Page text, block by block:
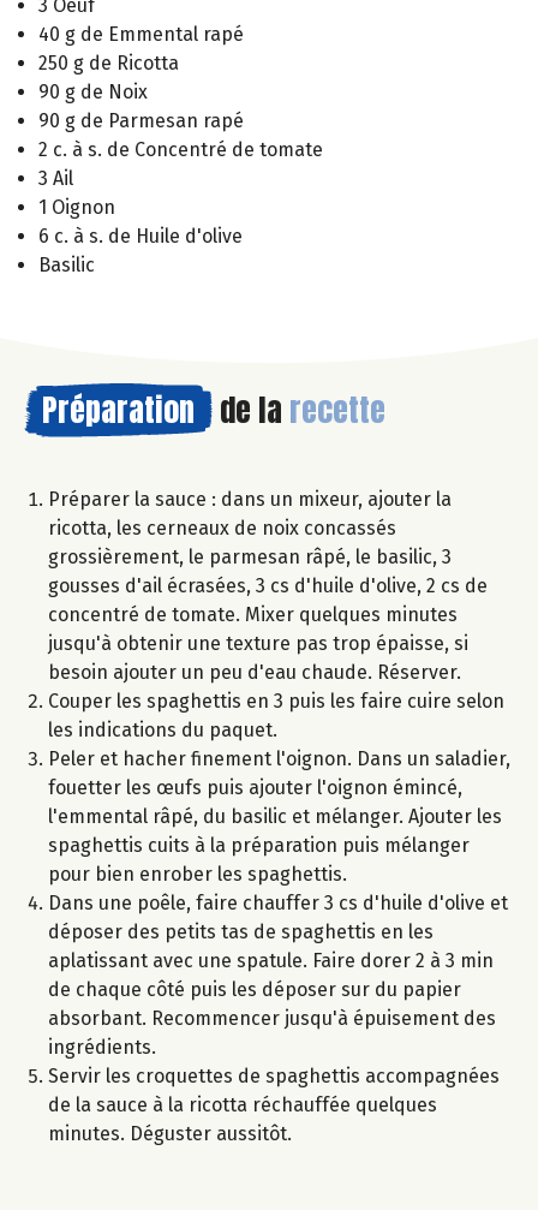
3 Oeuf
40 g de Emmental rapé
250 g de Ricotta
90 g de Noix
90 g de Parmesan rapé
2 c. à s. de Concentré de tomate
3 Ail
1 Oignon
6 c. à s. de Huile d'olive
Basilic
Préparation de la recette
Préparer la sauce : dans un mixeur, ajouter la
ricotta, les cerneaux de noix concassés
grossièrement, le parmesan râpé, le basilic, 3
gousses d'ail écrasées, 3 cs d'huile d'olive, 2 cs de
concentré de tomate. Mixer quelques minutes
jusqu'à obtenir une texture pas trop épaisse, si
besoin ajouter un peu d'eau chaude. Réserver.
Couper les spaghettis en 3 puis les faire cuire selon
les indications du paquet.
Peler et hacher finement l'oignon. Dans un saladier,
fouetter les œufs puis ajouter l'oignon émincé,
l'emmental râpé, du basilic et mélanger. Ajouter les
spaghettis cuits à la préparation puis mélanger
pour bien enrober les spaghettis.
Dans une poêle, faire chauffer 3 cs d'huile d'olive et
déposer des petits tas de spaghettis en les
aplatissant avec une spatule. Faire dorer 2 à 3 min
de chaque côté puis les déposer sur du papier
absorbant. Recommencer jusqu'à épuisement des
ingrédients.
Servir les croquettes de spaghettis accompagnées
de la sauce à la ricotta réchauffée quelques
minutes. Déguster aussitôt.